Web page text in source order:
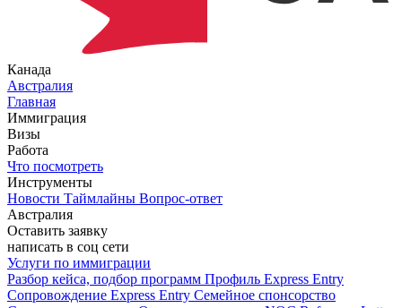
Канада
Австралия
Главная
Иммиграция
Визы
Работа
Что посмотреть
Инструменты
Новости Таймлайны Вопрос-ответ
Австралия
Оставить заявку
написать в соц сети
Услуги по иммиграции
Разбор кейса, подбор программ Профиль Express Entry
Сопровождение Express Entry Семейное спонсорство